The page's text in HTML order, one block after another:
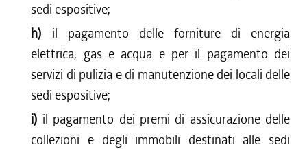
sedi espositive;
h) il pagamento delle forniture di energia
elettrica, gas e acqua e per il pagamento dei
servizi di pulizia e di manutenzione dei locali delle
sedi espositive;
i) il pagamento dei premi di assicurazione delle
collezioni e degli immobili destinati alle sedi